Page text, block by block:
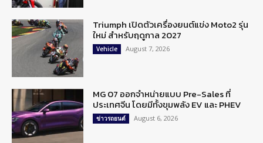
Triumph เปิดตัวเครื่องยนต์แข่ง Moto2 รุ่น
ใหม่ สำหรับฤดูกาล 2027
Vehicle August 7, 2026
MG 07 ออกจำหน่ายแบบ Pre-Sales ที่
ประเทศจีน โดยมีทั้งขุมพลัง EV และ PHEV
ข่าวรถยนต์ August 6, 2026